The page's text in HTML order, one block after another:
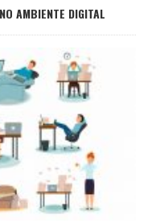
AMBIENTE DIGITAL